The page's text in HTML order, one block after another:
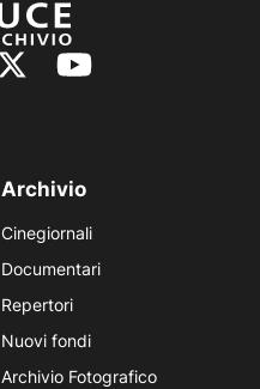
Archivio
Cinegiornali
Documentari
Repertori
Nuovi fondi
Archivio Fotografico